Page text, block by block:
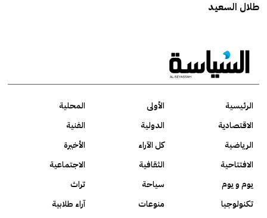
طلال السعيد
الرئيسية الأولى
المحلية
الاقتصادية
الدولية
الفنية
الرياضية
كل الآراء
الأخيرة
الافتتاحية
الثقافية
الاجتماعية
يوم و يوم
سياحة
تراث
تكنولوجيا
منوعات
آراء طلابية